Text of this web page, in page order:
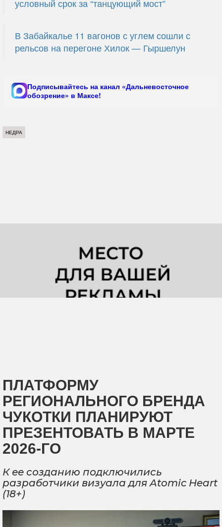
условный срок за “танцующий мост”
В Забайкалье 11 вагонов с углем сошли с
рельсов на перегоне Хилок — Гыршелун
Подписывайтесь на канал «Дальневосточное
обозрение» в Максе!
НЕДРА
ПЛАТФОРМУ
РЕГИОНАЛЬНОГО БРЕНДА
ЧУКОТКИ ПЛАНИРУЮТ
ПРЕЗЕНТОВАТЬ В МАРТЕ
2026-ГО
К ее созданию подключились
разработчики визуала для Atomic Heart
(18+)